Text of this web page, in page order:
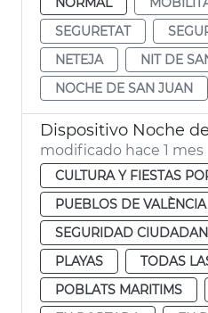
SEGURETAT
NETEJA
NIT DE
NOCHE DE SAN JUAN
Dispositivo Noche
modificado hace 1 mes
CULTURA Y FIESTAS
PUEBLOS DE VALÈNCIA
SEGURIDAD
PLAYAS
TODAS
POBLATS MARITIMS